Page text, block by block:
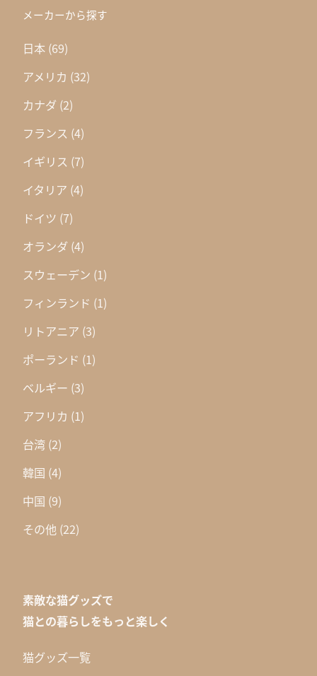
メーカーから探す
日本 (69)
アメリカ (32)
カナダ (2)
フランス (4)
イギリス (7)
イタリア (4)
ドイツ (7)
オランダ (4)
スウェーデン (1)
フィンランド (1)
リトアニア (3)
ポーランド (1)
ベルギー (3)
アフリカ (1)
台湾 (2)
韓国 (4)
中国 (9)
その他 (22)
素敵な猫グッズで
猫との暮らしをもっと楽しく
猫グッズ一覧